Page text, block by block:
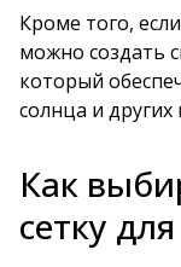
Кроме того,
можно создать
который
солнца и
Как
сетку